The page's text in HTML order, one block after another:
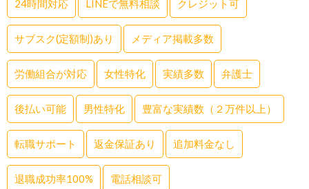
24時間対応 LINEで無料相談 クレジット可
サブスク(定額制)あり メディア掲載多数
労働組合が対応 女性特化 実績多数 弁護士
後払い可能 男性特化 豊富な実績数（２万件以上）
転職サポート 返金保証あり 追加料金なし
退職成功率100% 電話相談可